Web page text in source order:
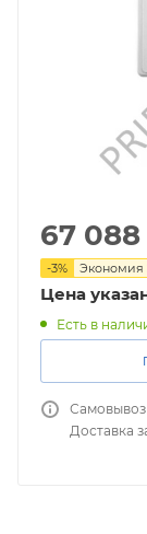
67 088
-3% Экономия
Цена
Есть в
Самовывоз
Доставка